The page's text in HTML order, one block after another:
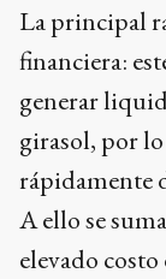
La principal
financiera:
generar
girasol, por
rápidamente
A ello se
elevado